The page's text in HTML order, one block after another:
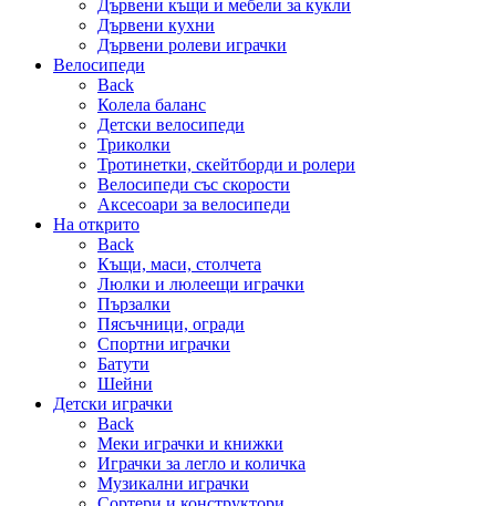
Дървени къщи и мебели за кукли
Дървени кухни
Дървени ролеви играчки
Велосипеди
Back
Колела баланс
Детски велосипеди
Триколки
Тротинетки, скейтборди и ролери
Велосипеди със скорости
Аксесоари за велосипеди
На открито
Back
Къщи, маси, столчета
Люлки и люлеещи играчки
Пързалки
Пясъчници, огради
Спортни играчки
Батути
Шейни
Детски играчки
Back
Меки играчки и книжки
Играчки за легло и количка
Музикални играчки